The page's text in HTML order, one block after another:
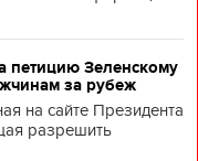
петицию Зеленскому
за рубеж
на сайте Президента
разрешить